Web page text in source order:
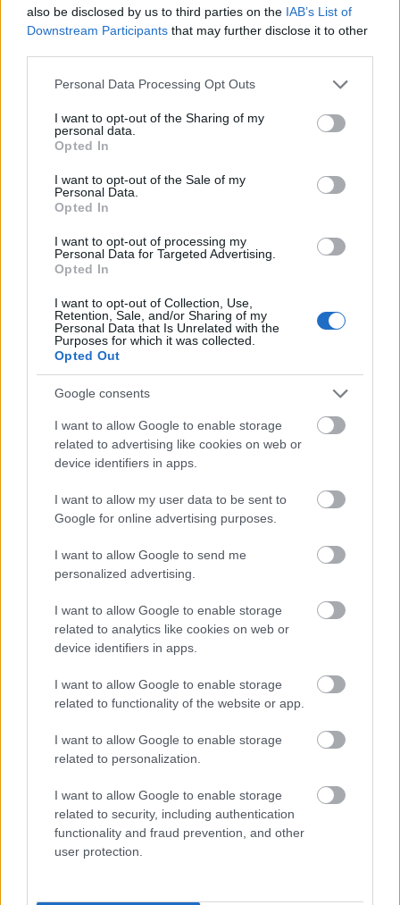
also be disclosed by us to third parties on the IAB’s List of
Downstream Participants that may further disclose it to other
Please note that this website/app uses one or more Google
not limited to your visit or usage behaviour. You may click to
grant or deny consent to Google and its third-party tags to
use your data for below specified purposes in below Google
consent section.
Personal Data Processing Opt Outs
I want to opt-out of the Sharing of my
personal data.
Opted In
I want to opt-out of the Sale of my
Personal Data.
Opted In
I want to opt-out of processing my
Personal Data for Targeted Advertising.
Opted In
I want to opt-out of Collection, Use,
Retention, Sale, and/or Sharing of my
Personal Data that Is Unrelated with the
Purposes for which it was collected.
Opted Out
Google consents
I want to allow Google to enable storage
related to advertising like cookies on web or
device identifiers in apps.
I want to allow my user data to be sent to
Google for online advertising purposes.
I want to allow Google to send me
personalized advertising.
I want to allow Google to enable storage
related to analytics like cookies on web or
device identifiers in apps.
I want to allow Google to enable storage
related to functionality of the website or app.
I want to allow Google to enable storage
related to personalization.
I want to allow Google to enable storage
related to security, including authentication
functionality and fraud prevention, and other
user protection.
lipcsei reptéren, orosz szálat feltételeznek a
háttérben
HÍREK egy órája
Amerikai rakétákat is zsákmányolt az
előrenyomuló orosz hadsereg
HÍREK 2 órája
Tetőzik a hőség: ma ismét 40 fok felett lesz a
hőmérséklet, délutántól érkezik az eső
HÍREK 2 órája
Befagyott tőke, türelmetlen cégek:
Sándor Tőkeprogramban
NÉPSZERŰ